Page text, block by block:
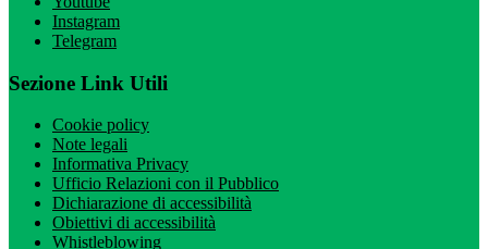
Instagram
Telegram
Sezione Link Utili
Cookie policy
Note legali
Informativa Privacy
Ufficio Relazioni con il Pubblico
Dichiarazione di accessibilità
Obiettivi di accessibilità
Whistleblowing